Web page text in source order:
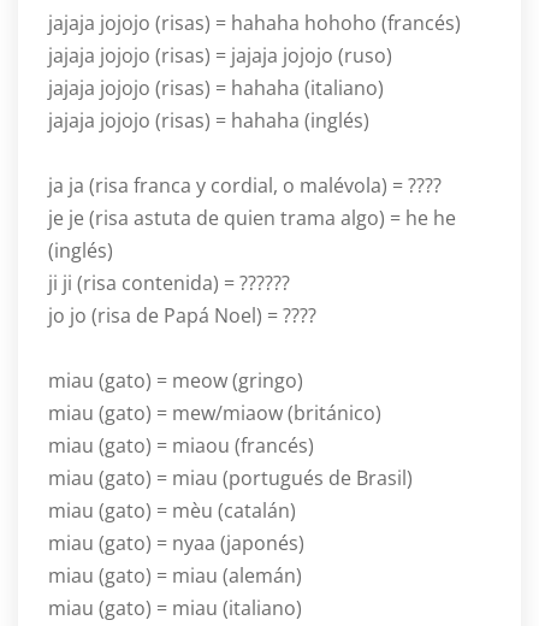
jajaja jojojo (risas) = hahaha hohoho (francés)
jajaja jojojo (risas) = jajaja jojojo (ruso)
jajaja jojojo (risas) = hahaha (italiano)
jajaja jojojo (risas) = hahaha (inglés)
ja ja (risa franca y cordial, o malévola) = ????
je je (risa astuta de quien trama algo) = he he
(inglés)
ji ji (risa contenida) = ??????
jo jo (risa de Papá Noel) = ????
miau (gato) = meow (gringo)
miau (gato) = mew/miaow (británico)
miau (gato) = miaou (francés)
miau (gato) = miau (portugués de Brasil)
miau (gato) = mèu (catalán)
miau (gato) = nyaa (japonés)
miau (gato) = miau (alemán)
miau (gato) = miau (italiano)